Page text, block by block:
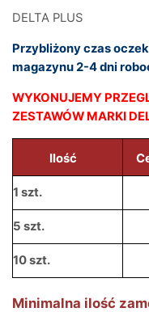
DELTA PLUS
Przybliżony czas
magazynu 2-4 dni
WYKONUJEMY
ZESTAWÓW MARKI
Ilość
1 szt.
5 szt.
10 szt.
Minimalna ilość